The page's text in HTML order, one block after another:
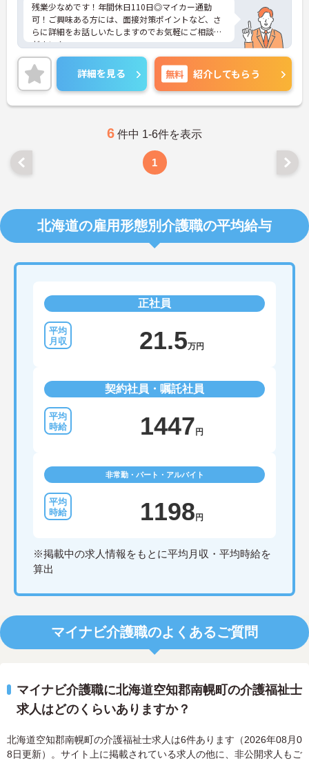
残業少なめです！年間休日110日◎マイカー通勤
可！ご興味ある方には、面接対策ポイントなど、さ
らに詳細をお話しいたしますのでお気軽にご相談く
ださい！
詳細を見る 無料 紹介してもらう
6 件中 1-6件を表示
1
北海道の雇用形態別介護職の平均給与
正社員
21.5万円
契約社員・嘱託社員
1447 円
非常勤・パート・アルバイト
1198 円
※掲載中の求人情報をもとに平均月収・平均時給を
算出
マイナビ介護職のよくあるご質問
マイナビ介護職に北海道空知郡南幌町の介護福祉士
求人はどのくらいありますか？
北海道空知郡南幌町の介護福祉士求人は6件あります（2026年08月0
8日更新）。サイト上に掲載されている求人の他に、非公開求人もご